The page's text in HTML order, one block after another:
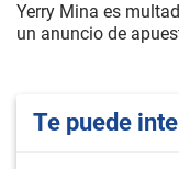
Yerry Mina es
un anuncio de
Te puede